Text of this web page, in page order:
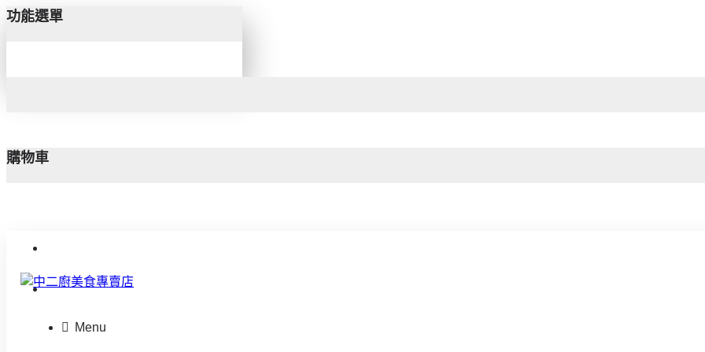
功能選單
購物車
聯絡我們
Menu